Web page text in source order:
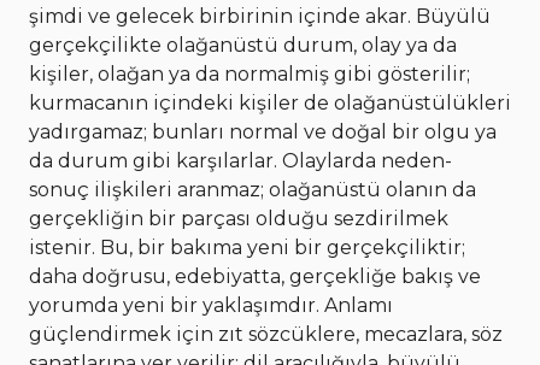
şimdi ve gelecek birbirinin içinde akar. Büyülü
gerçekçilikte olağanüstü durum, olay ya da
kişiler, olağan ya da normalmiş gibi gösterilir;
kurmacanın içindeki kişiler de olağanüstülükleri
yadırgamaz; bunları normal ve doğal bir olgu ya
da durum gibi karşılarlar. Olaylarda neden-
sonuç ilişkileri aranmaz; olağanüstü olanın da
gerçekliğin bir parçası olduğu sezdirilmek
istenir. Bu, bir bakıma yeni bir gerçekçiliktir;
daha doğrusu, edebiyatta, gerçekliğe bakış ve
yorumda yeni bir yaklaşımdır. Anlamı
güçlendirmek için zıt sözcüklere, mecazlara, söz